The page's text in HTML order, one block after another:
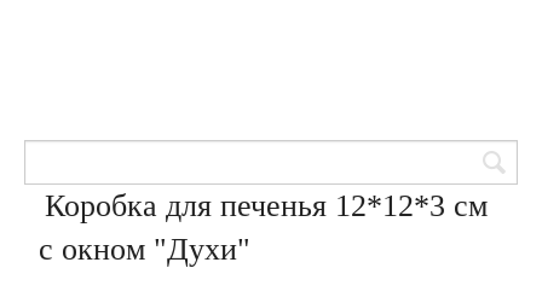
Коробка для печенья 12*12*3 см
с окном "Духи"